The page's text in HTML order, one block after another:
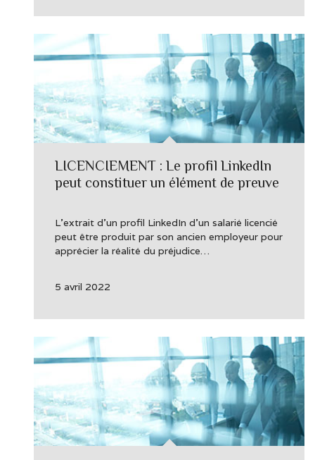
LICENCIEMENT : Le profil LinkedIn
peut constituer un élément de preuve
L’extrait d’un profil LinkedIn d’un salarié licencié
peut être produit par son ancien employeur pour
apprécier la réalité du préjudice…
5 avril 2022